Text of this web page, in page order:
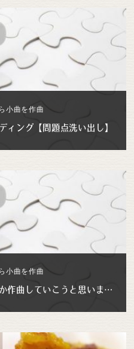
小曲を作曲
ィング【問題点洗い出し】
小曲を作曲
歌の練習がてら小曲をいくつか作曲していこうと思います【初回】